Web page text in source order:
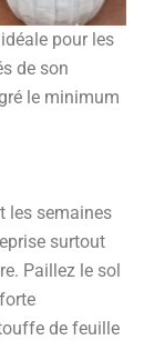
pour les
de son
le minimum
les semaines
surtout
Paillez le sol
de feuille